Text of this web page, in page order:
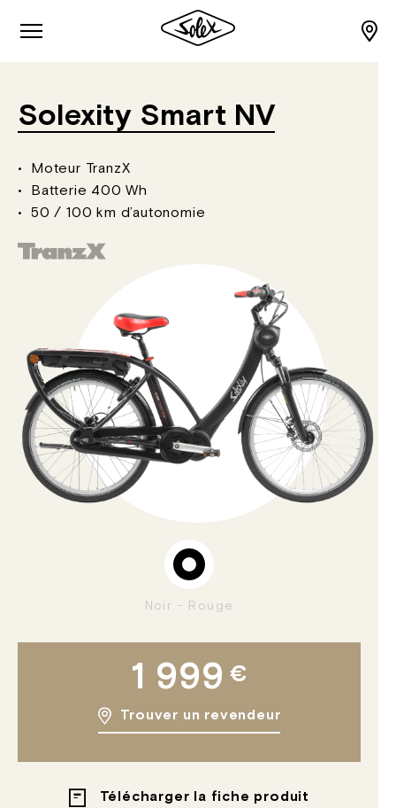
Solexity Smart NV
Moteur TranzX
Batterie 400 Wh
50 / 100 km d’autonomie
Noir - Rouge
1 999 €
Trouver un revendeur
Télécharger la fiche produit